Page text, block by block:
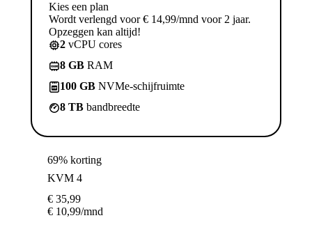
Kies een plan
Wordt verlengd voor € 14,99/mnd voor 2 jaar.
Opzeggen kan altijd!
2 vCPU cores
8 GB RAM
100 GB NVMe-schijfruimte
8 TB bandbreedte
69% korting
KVM 4
€ 35,99
€ 10,99/mnd